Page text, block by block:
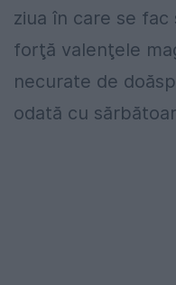
ziua în care se
forţă valenţele
necurate de
odată cu